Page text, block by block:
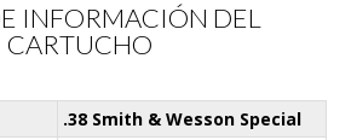
INFORMACIÓN DEL
CARTUCHO
.38 Smith & Wesson Special